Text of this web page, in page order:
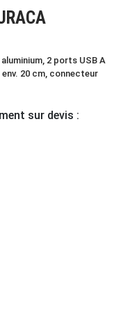
2 ports USB A
20 cm, connecteur
sur devis :